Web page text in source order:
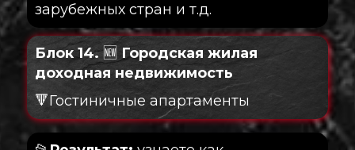
зарубежных стран и т.д.
Блок 14.🆕 Городская жилая
доходная недвижимость
🔻Гостиничные апартаменты